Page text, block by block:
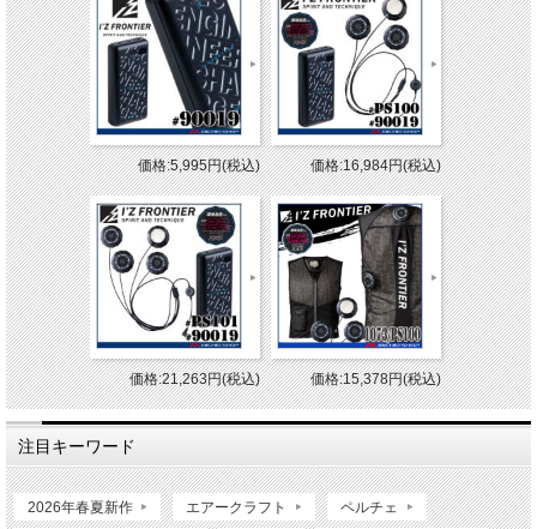
価格:5,995円(税込) 価格:16,984円(税込)
価格:21,263円(税込) 価格:15,378円(税込)
注目キーワード
2026年春夏新作 エアークラフト ペルチェ